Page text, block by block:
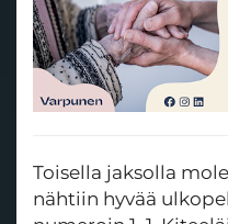
Toisella jaksolla
nähtiin hyvää